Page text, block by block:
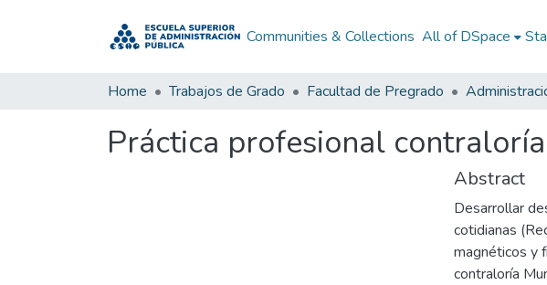
Communities & Collections All of DSpace
Home Trabajos de Grado Facultad de Pregrado
Práctica profesional
Abstract
Desarrollar
cotidianas
magnéticos y
contraloría